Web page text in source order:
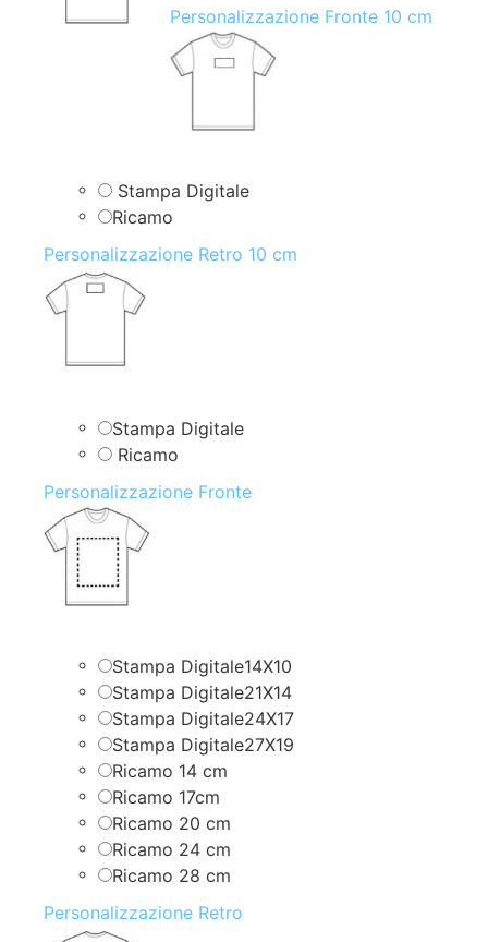
Personalizzazione Fronte 10 cm
Stampa Digitale
Ricamo
Personalizzazione Retro 10 cm
Stampa Digitale
Ricamo
Personalizzazione Fronte
Stampa Digitale14X10
Stampa Digitale21X14
Stampa Digitale24X17
Stampa Digitale27X19
Ricamo 14 cm
Ricamo 17cm
Ricamo 20 cm
Ricamo 24 cm
Ricamo 28 cm
Personalizzazione Retro